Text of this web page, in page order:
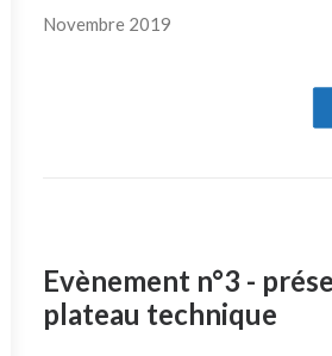
Novembre 2019
Evènement n°3 -
plateau technique